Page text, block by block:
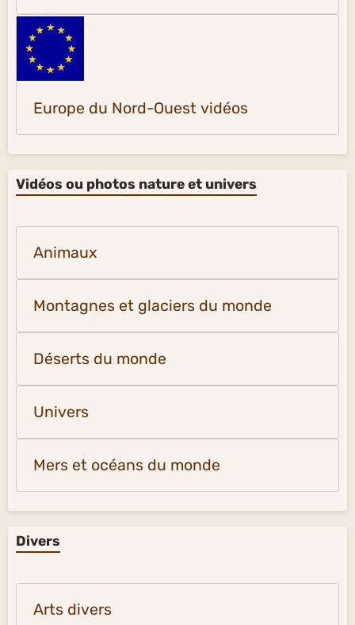
Europe du Nord-Ouest vidéos
Vidéos ou photos nature et univers
Animaux
Montagnes et glaciers du monde
Déserts du monde
Univers
Mers et océans du monde
Divers
Arts divers